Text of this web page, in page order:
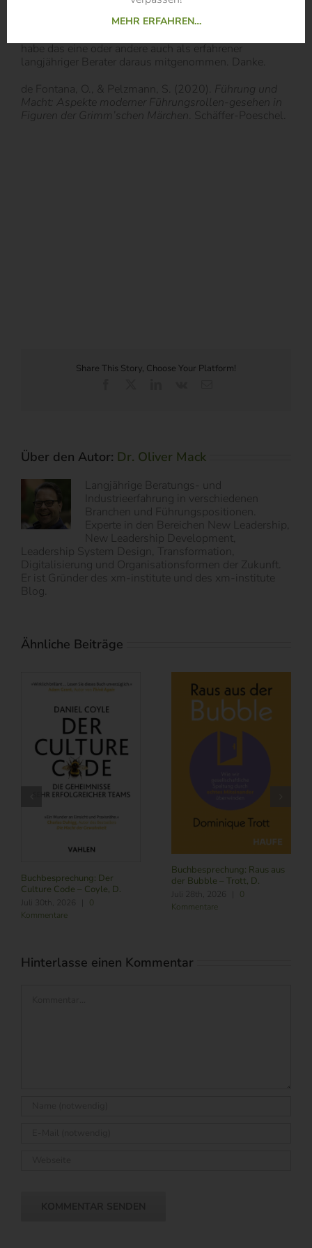
Zusammenfassend ist das Buch für mich eine
habe das eine oder andere auch als erfahrener
langjähriger Berater daraus mitgenommen. Danke.
de Fontana, O., & Pelzmann, S. (2020). Führung und
Macht: Aspekte moderner Führungsrollen-gesehen in
Figuren der Grimm’schen Märchen. Schäffer-Poeschel.
Share This Story, Choose Your Platform!
Über den Autor: Dr. Oliver Mack
Langjährige Beratungs- und
Industrieerfahrung in verschiedenen
Branchen und Führungspositionen.
Experte in den Bereichen New Leadership,
New Leadership Development,
Leadership System Design, Transformation,
Digitalisierung und Organisationsformen der Zukunft.
Er ist Gründer des xm-institute und des xm-institute
Blog.
Ähnliche Beiträge
Buchbesprechung: Der
Culture Code – Coyle, D.
Juli 30th, 2026
0
Kommentare
Buchbesprechung: Raus aus
der Bubble – Trott, D.
Juli 28th, 2026
0
Kommentare
Hinterlasse einen Kommentar
MEHR ERFAHREN…